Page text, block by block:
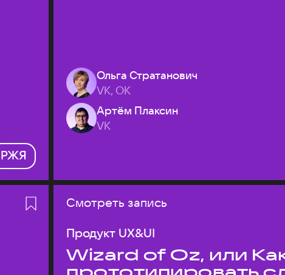
РЖЯ
Ольга Стратанович
VK, ОК
Артём Плаксин
VK
Смотреть запись
Продукт UX&UI
Wizard of Oz, или